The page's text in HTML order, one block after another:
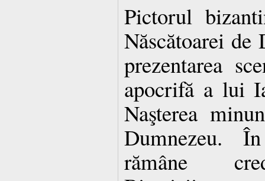
Pictorul
Născătoarei de
prezentarea
apocrifă a lui
Naşterea
Dumnezeu.
rămâne